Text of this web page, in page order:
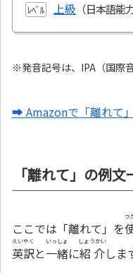
ﾚﾍﾞﾙ 上級
※発音記号は、IPA（国際
➡ Amazonで「離れて
「離れて」の例文
ここでは「離れて」を
つ
英訳
えいやく
と一緒
いっしょ
に紹介
しょうかい
しま